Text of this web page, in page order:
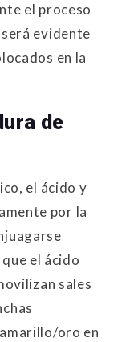
el proceso
evidente
en la
de
el ácido y
por la
el ácido
sales
oro en